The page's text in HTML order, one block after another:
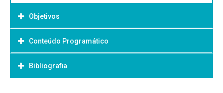
Objetivos
Objetivo Geral:
Desenvolver as habilidades de recepção e de produção
sinalizada em Libras visando competências linguísticas,
Conteúdo Programático
Bibliografia